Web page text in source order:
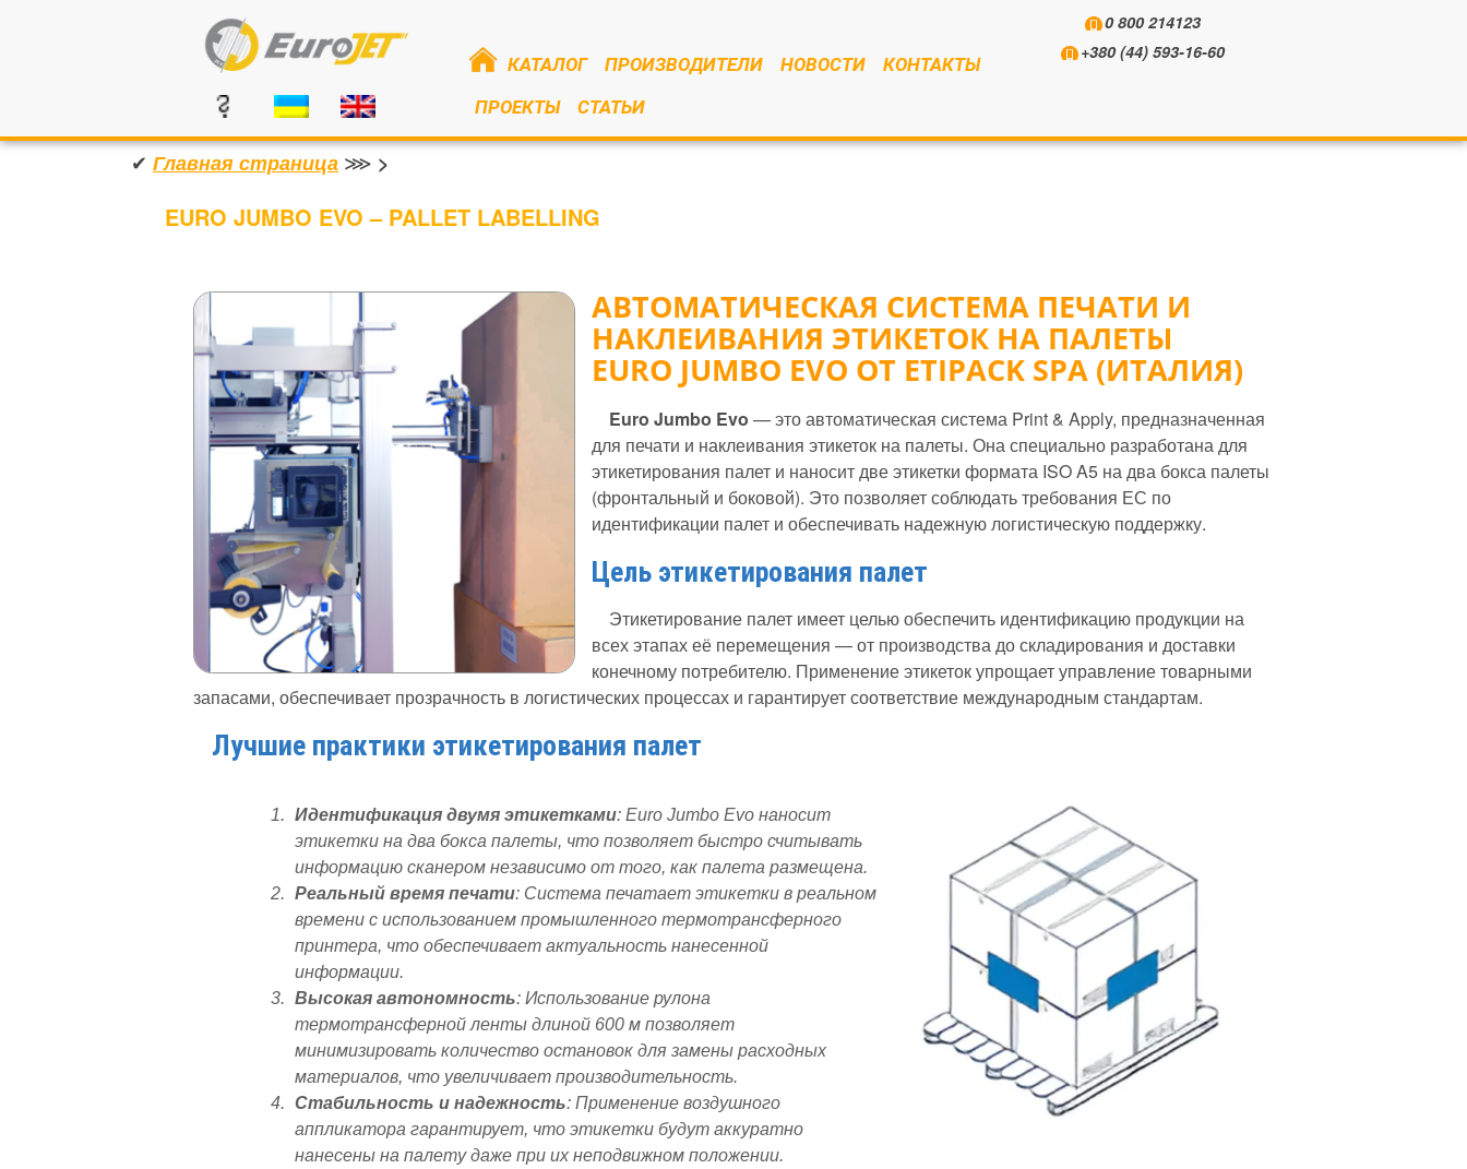
КАТАЛОГ ПРОИЗВОДИТЕЛИ НОВОСТИ
КОНТАКТЫ
ПРОЕКТЫ
СТАТЬИ
0 800 214123
+380 (44) 593-16-60
✔ Главная страница ⋙ >
EURO JUMBO EVO – PALLET LABELLING
АВТОМАТИЧЕСКАЯ СИСТЕМА ПЕЧАТИ И
НАКЛЕИВАНИЯ ЭТИКЕТОК НА ПАЛЕТЫ
EURO JUMBO EVO ОТ ETIPACK SPA (ИТАЛИЯ)
Euro Jumbo Evo — это автоматическая система Print & Apply, предназначенная
для печати и наклеивания этикеток на палеты. Она специально разработана для
этикетирования палет и наносит две этикетки формата ISO A5 на два бокса палеты
(фронтальный и боковой). Это позволяет соблюдать требования ЕС по
идентификации палет и обеспечивать надежную логистическую поддержку.
Цель этикетирования палет
Этикетирование палет имеет целью обеспечить идентификацию продукции на
всех этапах её перемещения — от производства до складирования и доставки
конечному потребителю. Применение этикеток упрощает управление товарными
запасами, обеспечивает прозрачность в логистических процессах и гарантирует соответствие международным стандартам.
Лучшие практики этикетирования палет
Идентификация двумя этикетками: Euro Jumbo Evo наносит
этикетки на два бокса палеты, что позволяет быстро считывать
информацию сканером независимо от того, как палета размещена.
Реальный время печати: Система печатает этикетки в реальном
времени с использованием промышленного термотрансферного
принтера, что обеспечивает актуальность нанесенной
информации.
Высокая автономность: Использование рулона
термотрансферной ленты длиной 600 м позволяет
минимизировать количество остановок для замены расходных
материалов, что увеличивает производительность.
Стабильность и надежность: Применение воздушного
аппликатора гарантирует, что этикетки будут аккуратно
нанесены на палету даже при их неподвижном положении.